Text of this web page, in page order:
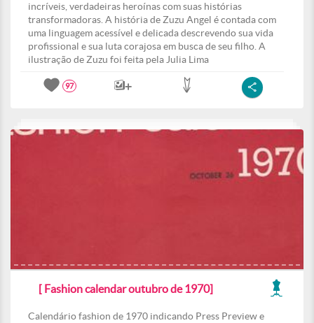
incríveis, verdadeiras heroínas com suas histórias
transformadoras. A história de Zuzu Angel é contada com
uma linguagem acessível e delicada descrevendo sua vida
profissional e sua luta corajosa em busca de seu filho. A
ilustração de Zuzu foi feita pela Julia Lima
97
[ Fashion calendar outubro de 1970]
Calendário fashion de 1970 indicando Press Preview e